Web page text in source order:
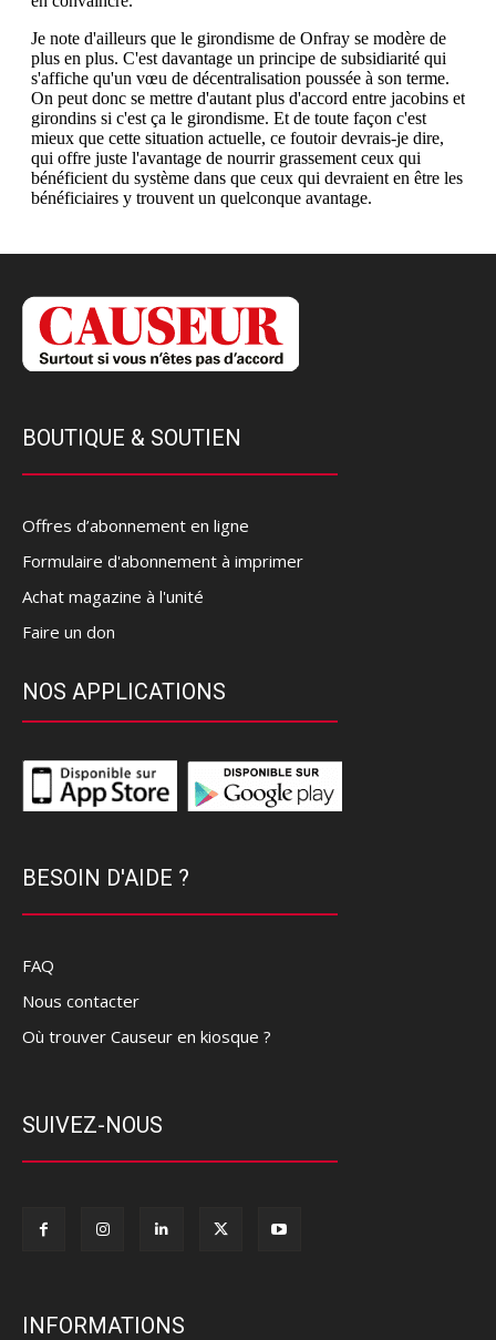
BOUTIQUE & SOUTIEN
Offres d’abonnement en ligne
Formulaire d'abonnement à imprimer
Achat magazine à l'unité
Faire un don
NOS APPLICATIONS
BESOIN D'AIDE ?
FAQ
Nous contacter
Où trouver Causeur en kiosque ?
SUIVEZ-NOUS
INFORMATIONS